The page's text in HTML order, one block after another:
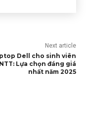
Next article
Dell cho sinh viên
Lựa chọn đáng giá
nhất năm 2025